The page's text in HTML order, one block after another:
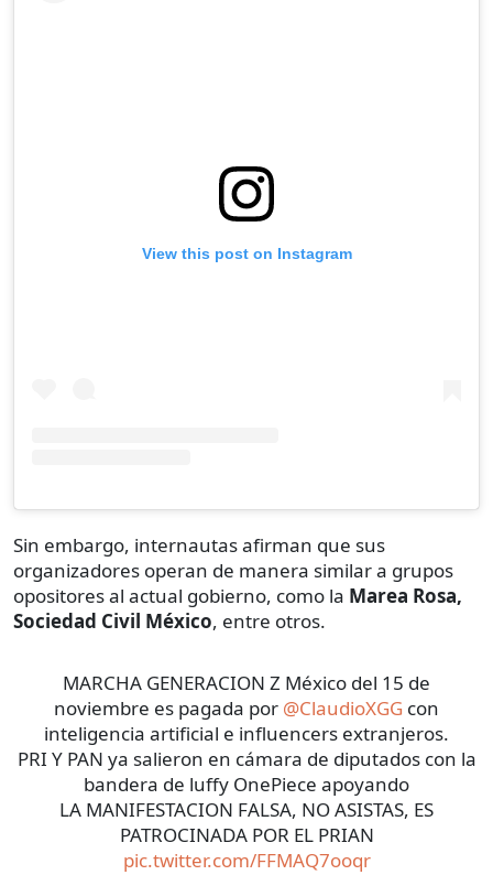
View this post on Instagram
Sin embargo, internautas afirman que sus
organizadores operan de manera similar a grupos
opositores al actual gobierno, como la Marea Rosa,
Sociedad Civil México, entre otros.
MARCHA GENERACION Z México del 15 de
noviembre es pagada por @ClaudioXGG con
inteligencia artificial e influencers extranjeros.
PRI Y PAN ya salieron en cámara de diputados con la
bandera de luffy OnePiece apoyando
LA MANIFESTACION FALSA, NO ASISTAS, ES
PATROCINADA POR EL PRIAN
pic.twitter.com/FFMAQ7ooqr